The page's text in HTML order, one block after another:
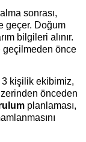
sonrası,
geçer. Doğum
bilgileri alınır.
geçilmeden önce
kişilik ekibimiz,
önceden
planlaması,